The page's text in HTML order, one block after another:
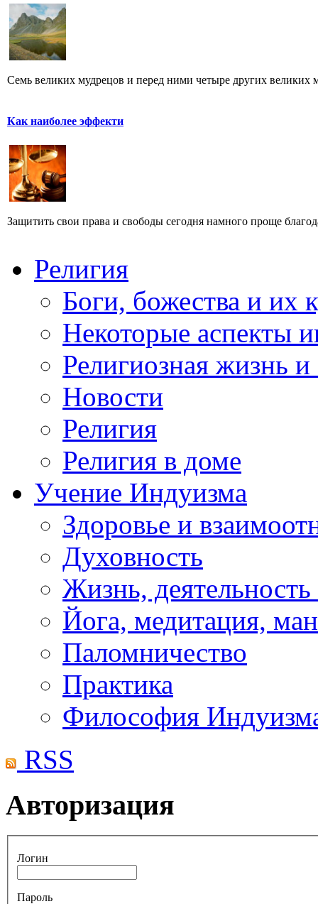
Семь великих мудрецов и перед ними четыре других великих
Как наиболее эффекти
Защитить свои права и свободы сегодня намного проще
Религия
Боги, божества и их
Некоторые аспекты
Религиозная жизнь
Новости
Религия
Религия в доме
Учение Индуизма
Здоровье и
Духовность
Жизнь, деятельность
Йога, медитация,
Паломничество
Практика
Философия
RSS
Авторизация
Логин
Пароль